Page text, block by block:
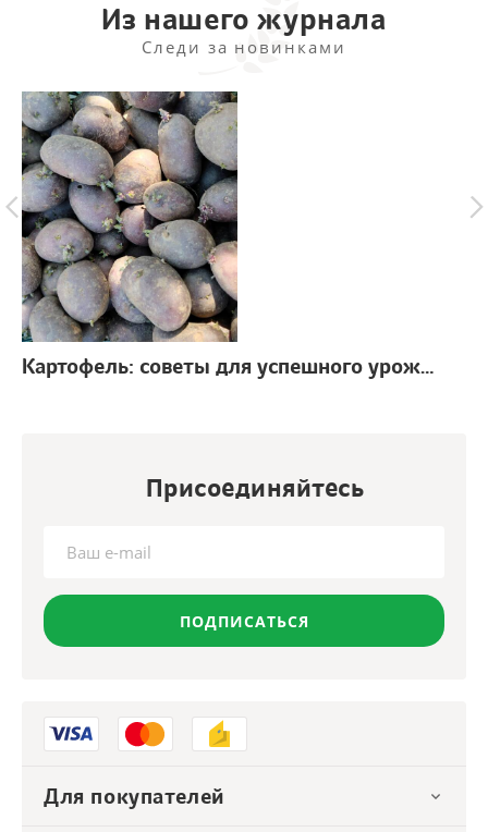
Из нашего журнала
Следи за новинками
Картофель: советы для успешного урожая
Присоединяйтесь
ПОДПИСАТЬСЯ
Для покупателей